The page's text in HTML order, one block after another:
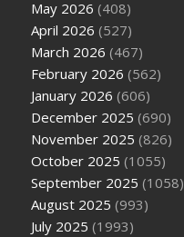
May 2026 (408)
April 2026 (527)
March 2026 (467)
February 2026 (562)
January 2026 (606)
December 2025 (690)
November 2025 (826)
October 2025 (1055)
September 2025 (1058)
August 2025 (993)
July 2025 (1993)